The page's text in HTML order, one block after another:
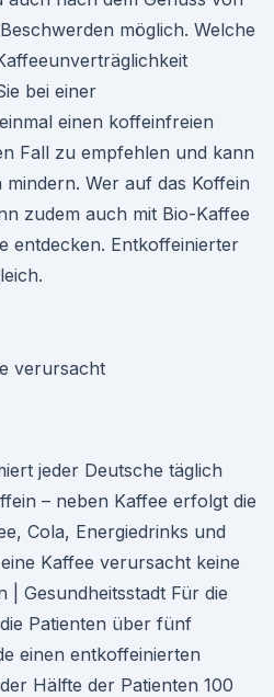
möglich. Welche
bei einer
einen koffeinfreien
Fall zu empfehlen und kann
Wer auf das Koffein
zudem auch mit Bio-Kaffee
entdecken. Entkoffeinierter
jeder Deutsche täglich
– neben Kaffee erfolgt die
Cola, Energiedrinks und
Kaffee verursacht keine
Gesundheitsstadt Für die
Patienten über fünf
einen entkoffeinierten
Hälfte der Patienten 100